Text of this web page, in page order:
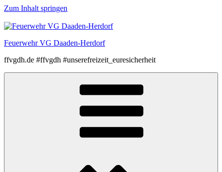
Zum Inhalt springen
Feuerwehr VG Daaden-Herdorf
ffvgdh.de #ffvgdh #unserefreizeit_euresicherheit